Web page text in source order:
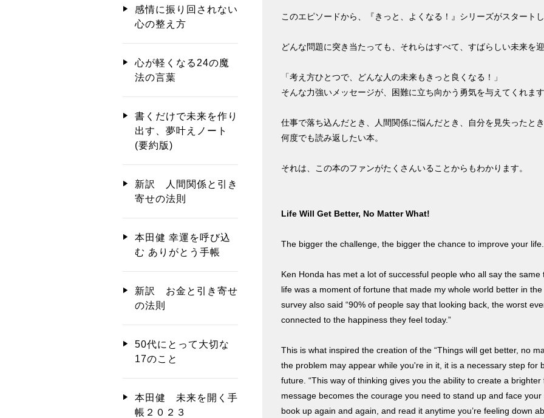
このエピソードから、『きっと、よくなる！』シリーズがスタートし
どんな問題に突き当たっても、それらはすべて、すばらしい未来を
「考え方ひとつで、どんな人の未来もきっと良くなる！」
そんな力強いメッセージが、困難に立ち向かう勇気を与えてくれます
仕事で落ち込んだとき、人間関係に悩んだとき、自分を見失ったとき
何度でも読み返したい本。
それは、この本のファンがたくさんいることからもわかります。
Life Will Get Better, No Matter What!
The bigger the challenge, the bigger the chance to improve your life.
Ken Honda has met a lot of successful people who all say the
life was a moment of fortune that made my whole world better in the
survey also said “90% of people say that looking back, the worst
connected to the happiness they feel today.”
This is what inspired the creation of the “Things will get better, no
the problem may appear while you're in it, it is a necessary step for
future. “This way of thinking gives you the ability to create a
message becomes the courage you need to stand up and face your
book up again and again, and read it anytime you’re feeling down
感情に振り回されない
心の整え方
心が軽くなる24の魔
法の言葉
書くだけで未来を作り
出す、夢叶えノート
(要約版)
新訳 人間関係と引き
寄せの法則
本田健 幸運を呼び込
む ありがとう手帳
新訳 お金と引き寄せ
の法則
50代にとって大切な
17のこと
本田健 未来を開く手
帳２０２３